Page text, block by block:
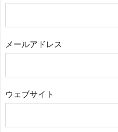
メールアドレス
ウェブサイト